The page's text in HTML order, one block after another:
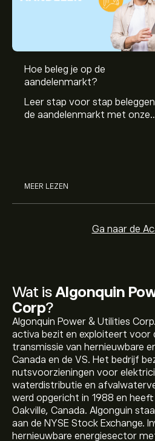
Wat is Algonquin
Corp?
Algonquin Power & Utilities
activa bezit en exploiteert voor
transmissie van hernieuwbare
Canada en de VS. Het bedrijf
nutsvoorzieningen voor
waterdistributie en
werd opgericht in 1988 en
Oakville, Canada. Algonguin
aan de NYSE Stock Exchange.
hernieuwbare energiesector
Hoe beleg je op de
aandelenmarkt?
Leer stap voor stap
de aandelenmarkt met onze
MEER LEZEN
Ga naar de
De huidige koers van AQN is